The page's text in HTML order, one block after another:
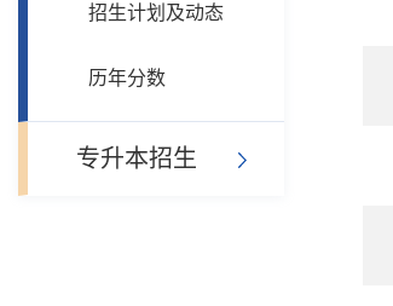
招生计划及动态
历年分数
专升本招生